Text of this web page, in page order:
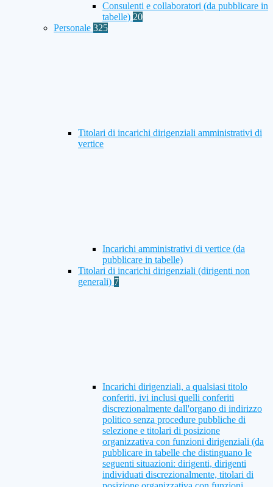
Consulenti e collaboratori (da pubblicare in
tabelle) 20
Personale 325
Titolari di incarichi dirigenziali amministrativi di
vertice
Incarichi amministrativi di vertice (da
pubblicare in tabelle)
Titolari di incarichi dirigenziali (dirigenti non
generali) 7
Incarichi dirigenziali, a qualsiasi titolo
conferiti, ivi inclusi quelli conferiti
discrezionalmente dall'organo di indirizzo
politico senza procedure pubbliche di
selezione e titolari di posizione
organizzativa con funzioni dirigenziali (da
pubblicare in tabelle che distinguano le
seguenti situazioni: dirigenti, dirigenti
individuati discrezionalmente, titolari di